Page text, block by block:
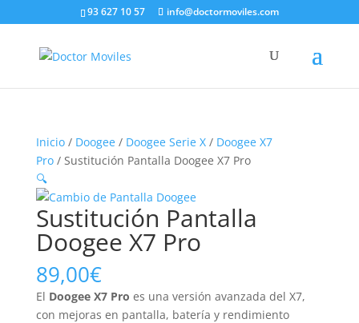
93 627 10 57 info@doctormoviles.com
Inicio/ Doogee/ Doogee Serie X/ Doogee X7
Pro/ Sustitución Pantalla Doogee X7 Pro
🔍
Sustitución Pantalla
Doogee X7 Pro
89,00€
El Doogee X7 Pro es una versión avanzada del X7,
con mejoras en pantalla, batería y rendimiento